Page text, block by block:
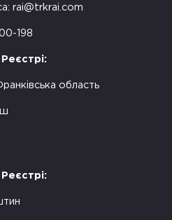
rai@trkrai.com
198
область